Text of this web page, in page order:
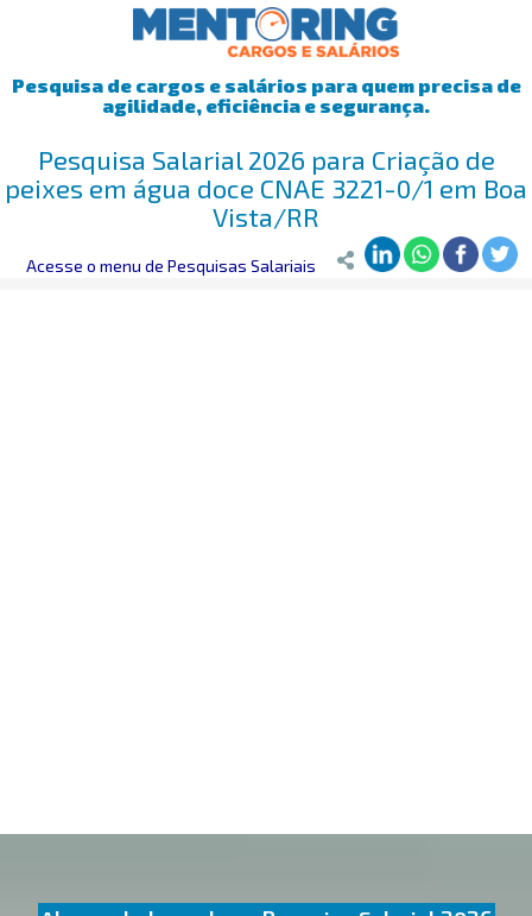
Pesquisa de cargos e salários para quem precisa de
agilidade, eficiência e segurança.
Pesquisa Salarial 2026 para Criação de
peixes em água doce CNAE 3221-0/1 em Boa
Vista/RR
Mentoring>Pesquisa Salarial>Boa Vista/RR>Criação de peixes
Acesse o menu de Pesquisas Salariais